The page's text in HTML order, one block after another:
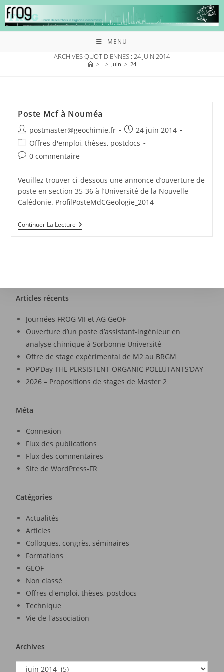
MENU
ARCHIVES QUOTIDIENNES : 24 JUIN 2014
> > Juin > 24
Poste Mcf à Nouméa
postmaster@geochimie.fr
24 juin 2014
Offres d'emploi, thèses, postdocs
0 commentaire
Veuillez trouver ci-dessous une annonce d’ouverture de
poste en section 35-36 à l’Université de la Nouvelle
Calédonie. ProfilPosteMdCGeologie_2014
Continuer La Lecture
Articles récents
Journées FROG VII et AG GeOF
Ouverture d’un poste d’assistant-ingénieur en
analyse chimique à Sorbonne Université
Offre de stage expérimental de M2 au BRGM
POP’Day THE PERSISTENT ORGANIC POLLUTANTS’DAY
2026 – Propositions de stages de Master 2
Méta
Connexion
Flux des publications
Flux des commentaires
Site de WordPress-FR
Catégories
Actualités
Articles
Colloques, congrès, séminaires
Formations
GEOF
Non classé
Offres d'emploi, thèses, postdocs
Technique
Vie de l'association
Archives